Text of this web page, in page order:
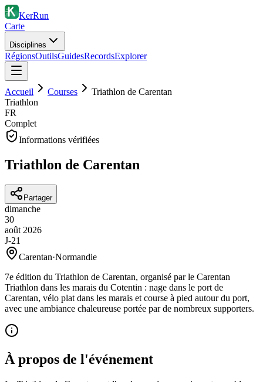
KerRun
Carte
Disciplines
RégionsOutilsGuidesRecordsExplorer
Accueil Courses
Triathlon de Carentan
Triathlon
FR
Complet
Informations vérifiées
Triathlon de Carentan
Partager
dimanche
30
août 2026
J-21
Carentan·Normandie
7e édition du Triathlon de Carentan, organisé par le Carentan
Triathlon dans les marais du Cotentin : nage dans le port de
Carentan, vélo plat dans les marais et course à pied autour du port,
avec une ambiance chaleureuse portée par de nombreux supporters.
À propos de l'événement